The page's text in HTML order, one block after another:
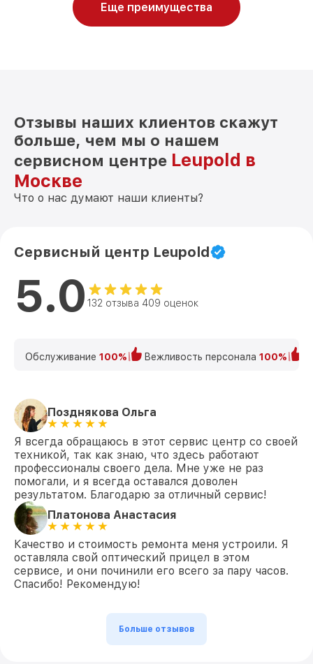
Еще преимущества
Отзывы наших клиентов скажут
больше, чем мы о нашем
сервисном центре Leupold в
Москве
Что о нас думают наши клиенты?
Сервисный центр Leupold
5.0 132 отзыва 409 оценок
Обслуживание 100% Вежливость персонала 100%
Позднякова Ольга
Я всегда обращаюсь в этот сервис центр со своей
техникой, так как знаю, что здесь работают
профессионалы своего дела. Мне уже не раз
помогали, и я всегда оставался доволен
результатом. Благодарю за отличный сервис!
Платонова Анастасия
Качество и стоимость ремонта меня устроили. Я
оставляла свой оптический прицел в этом
сервисе, и они починили его всего за пару часов.
Спасибо! Рекомендую!
Больше отзывов